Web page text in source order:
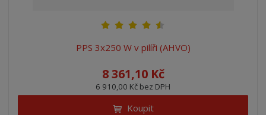
PPS 3x250 W v pilíři (AHVO)
8 361,10 Kč
6 910,00 Kč bez DPH
Koupit